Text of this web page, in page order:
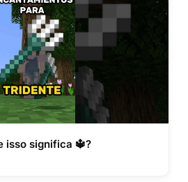
isso significa 🔱?